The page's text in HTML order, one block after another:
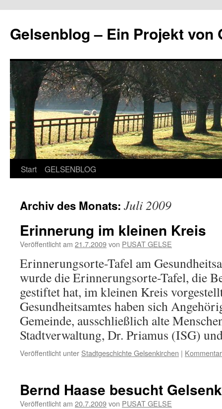
springen
Gelsenblog – Ein Projekt von
Start GELSENBLOG
Archiv des Monats: Juli 2009
Erinnerung im kleinen Kreis
Veröffentlicht am 21.7.2009von PUSAT GELSE
Erinnerungsorte-Tafel am
wurde die Erinnerungsorte-Tafel, die
gestiftet hat, im kleinen Kreis
Gesundheitsamtes haben sich
Gemeinde, ausschließlich alte
Stadtverwaltung, Dr. Priamus (ISG)
Veröffentlicht unter Stadtgeschichte Gelsenkirchen |
Bernd Haase besucht
Veröffentlicht am 20.7.2009von PUSAT GELSE